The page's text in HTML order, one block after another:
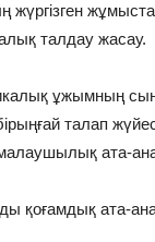
жүргізген
талдау жасау.
ұжымның
талап
ата-
қоғамдық ата-